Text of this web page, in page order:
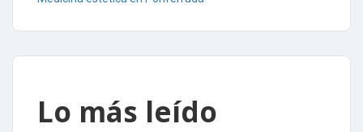
Lo más leído